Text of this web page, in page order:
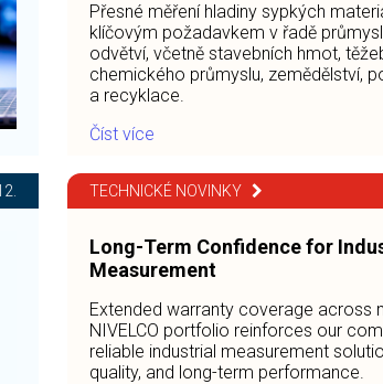
Přesné měření hladiny sypkých
klíčovým požadavkem v řadě
odvětví, včetně stavebních hmot,
chemického průmyslu, zemědělství,
a recyklace.
Číst více
TECHNICKÉ NOVINKY
Long-Term Confidence for
Measurement
Extended warranty coverage across
NIVELCO portfolio reinforces our
reliable industrial measurement
quality, and long-term performance.